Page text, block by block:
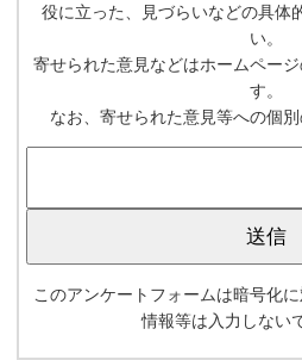
役に立った、見づらいなどの具体
い。
寄せられた意見などはホームペー
す。
なお、寄せられた意見等への個別
このアンケートフォームは暗号化
情報等は入力しない